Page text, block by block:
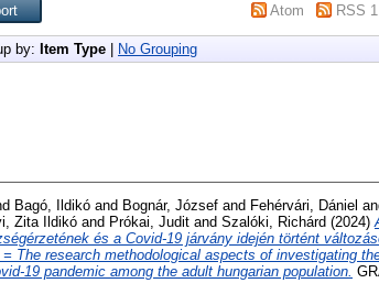
Atom RSS
by: Item Type No Grouping
Bagó, Ildikó and Bognár, József and Fehérvári, Dániel
Zita Ildikó and Prókai, Judit and Szalóki, Richárd (2024)
és a Covid-19 járvány idején történt
The research methodological aspects of investigating
19 pandemic among the adult hungarian population.